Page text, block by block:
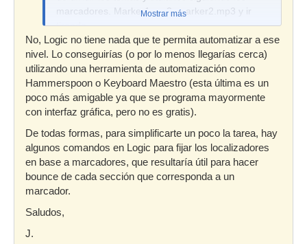
marcadores. Marker1.mp3, marker2.mp3 y ir
tirando
Mostrar más
No, Logic no tiene nada que te permita automatizar a ese
nivel. Lo conseguirías (o por lo menos llegarías cerca)
utilizando una herramienta de automatización como
Hammerspoon o Keyboard Maestro (esta última es un
poco más amigable ya que se programa mayormente
con interfaz gráfica, pero no es gratis).
De todas formas, para simplificarte un poco la tarea, hay
algunos comandos en Logic para fijar los localizadores
en base a marcadores, que resultaría útil para hacer
bounce de cada sección que corresponda a un
marcador.
Saludos,
J.